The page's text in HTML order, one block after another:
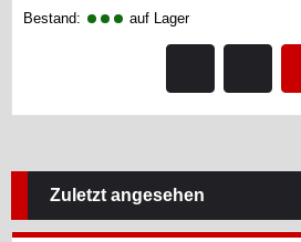
Bestand: auf Lager
Zuletzt angesehen